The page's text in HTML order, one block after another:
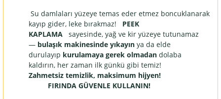
Su damlaları yüzeye temas eder etmez boncuklanarak
kayıp gider, leke bırakmaz! PEEK
KAPLAMA sayesinde, yağ ve kir yüzeye tutunamaz
— bulaşık makinesinde yıkayın ya da elde
durulayıp kurulamaya gerek olmadan dolaba
kaldırın, her zaman ilk günkü gibi temiz!
Zahmetsiz temizlik, maksimum hijyen!
FIRINDA GÜVENLE KULLANIN!